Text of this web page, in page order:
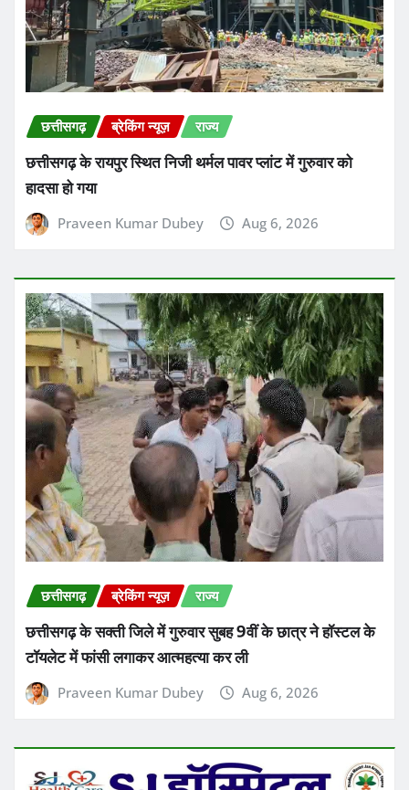
छत्तीसगढ़ के रायपुर स्थित निजी थर्मल पावर प्लांट में गुरुवार को
हादसा हो गया
Praveen Kumar Dubey Aug 6, 2026
छत्तीसगढ़ ब्रेकिंग न्यूज़ राज्य
छत्तीसगढ़ के सक्ती जिले में गुरुवार सुबह 9वीं के छात्र ने हॉस्टल के
टॉयलेट में फांसी लगाकर आत्महत्या कर ली
Praveen Kumar Dubey Aug 6, 2026